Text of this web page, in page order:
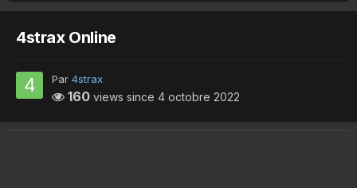
4strax Online
Par 4strax
160 views since 4 octobre 2022